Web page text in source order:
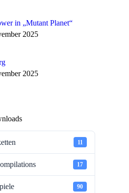
in „Mutant Planet“
2025
2025
11
17
90